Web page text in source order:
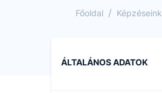
Főoldal / Képzéseink
ÁLTALÁNOS ADATOK